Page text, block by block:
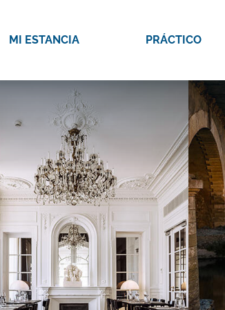
MI ESTANCIA PRÁCTICO